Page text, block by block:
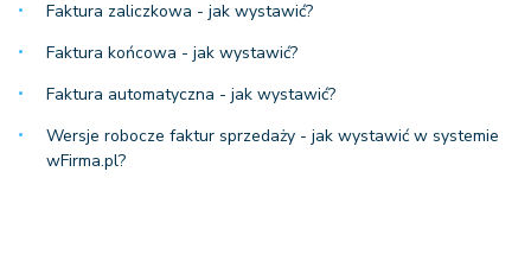
Faktura zaliczkowa - jak wystawić?
Faktura końcowa - jak wystawić?
Faktura automatyczna - jak wystawić?
Wersje robocze faktur sprzedaży - jak wystawić w systemie
wFirma.pl?